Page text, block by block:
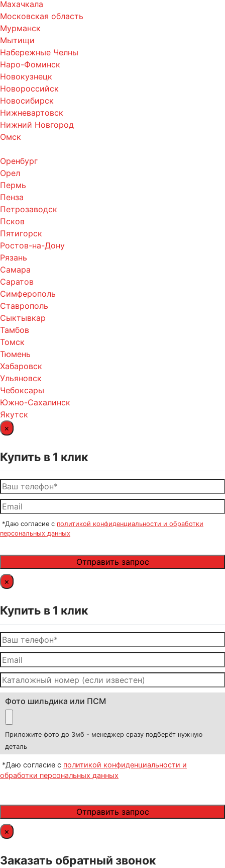
Махачкала
Московская область
Мурманск
Мытищи
Набережные Челны
Наро-Фоминск
Новокузнецк
Новороссийск
Новосибирск
Нижневартовск
Нижний Новгород
Омск
Оренбург
Орел
Пермь
Пенза
Петрозаводск
Псков
Пятигорск
Ростов-на-Дону
Рязань
Самара
Саратов
Симферополь
Ставрополь
Сыктывкар
Тамбов
Томск
Тюмень
Хабаровск
Ульяновск
Чебоксары
Южно-Сахалинск
Якутск
×
Купить в 1 клик
*Даю согласие с политикой конфиденциальности и обработки
персональных данных
×
Купить в 1 клик
Фото шильдика или ПСМ
Приложите фото до 3мб - менеджер сразу подберёт нужную
деталь
*Даю согласие с политикой конфиденциальности и
обработки персональных данных
×
Заказать обратный звонок